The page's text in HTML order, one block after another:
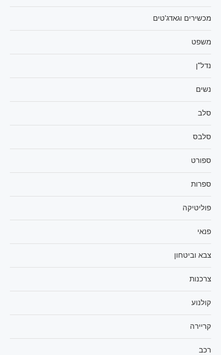
מכשירים וגאדג'טים
משפט
נדל"ן
נשים
סלב
סלבס
ספורט
ספרות
פוליטיקה
פנאי
צבא וביטחון
צרכנות
קולנוע
קריירה
רכב